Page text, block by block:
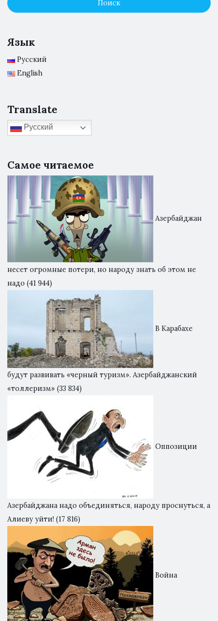
Язык
Русский
English
Translate
Русский
Самое читаемое
Азербайджан
несет огромные потери, но народу знать об этом не
надо (41 944)
В Карабахе
будут развивать «черный туризм». Азербайджанский
«толлеризм» (33 834)
Оппозиции
Азербайджана надо объединяться, народу проснуться, а
Алиеву уйти! (17 816)
Война